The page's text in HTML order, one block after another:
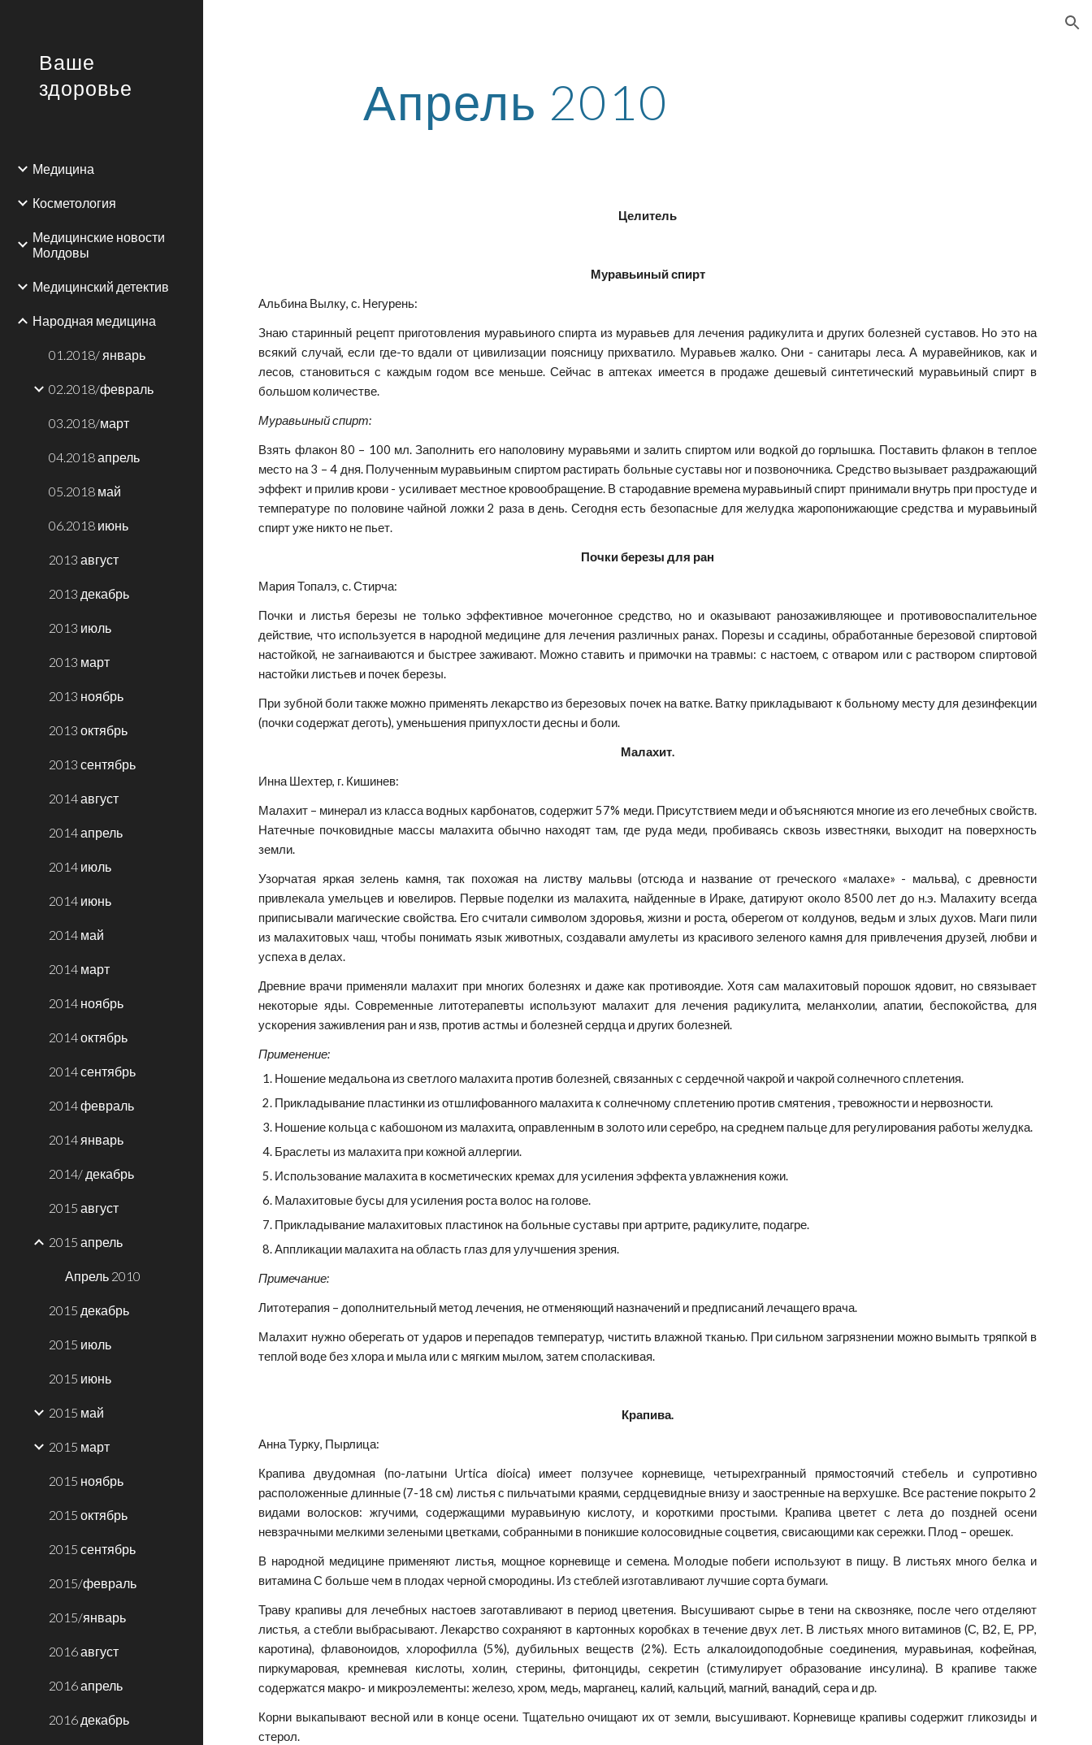
Ваше
здоровье
Медицина
Косметология
Медицинские новости
Молдовы
Медицинский детектив
Народная медицина
01.2018/ январь
02.2018/февраль
03.2018/март
04.2018 апрель
05.2018 май
06.2018 июнь
2013 август
2013 декабрь
2013 июль
2013 март
2013 ноябрь
2013 октябрь
2013 сентябрь
2014 август
2014 апрель
2014 июль
2014 июнь
2014 май
2014 март
2014 ноябрь
2014 октябрь
2014 сентябрь
2014 февраль
2014 январь
2014/ декабрь
2015 август
2015 апрель
Апрель 2010
2015 декабрь
2015 июль
2015 июнь
2015 май
2015 март
2015 ноябрь
2015 октябрь
2015 сентябрь
2015/февраль
2015/январь
2016 август
2016 апрель
2016 декабрь
Апрель 2010
Целитель
Муравьиный спирт
Альбина Вылку, с. Негурень:
Знаю старинный рецепт приготовления муравьиного спирта из муравьев для лечения радикулита и других болезней суставов. Но это на
всякий случай, если где-то вдали от цивилизации поясницу прихватило. Муравьев жалко. Они - санитары леса. А муравейников, как и
лесов, становиться с каждым годом все меньше. Сейчас в аптеках имеется в продаже дешевый синтетический муравьиный спирт в
большом количестве.
Муравьиный спирт:
Взять флакон 80 – 100 мл. Заполнить его наполовину муравьями и залить спиртом или водкой до горлышка. Поставить флакон в теплое
место на 3 – 4 дня. Полученным муравьиным спиртом растирать больные суставы ног и позвоночника. Средство вызывает раздражающий
эффект и прилив крови - усиливает местное кровообращение. В стародавние времена муравьиный спирт принимали внутрь при простуде и
температуре по половине чайной ложки 2 раза в день. Сегодня есть безопасные для желудка жаропонижающие средства и муравьиный
спирт уже никто не пьет.
Почки березы для ран
Мария Топалэ, с. Стирча:
Почки и листья березы не только эффективное мочегонное средство, но и оказывают ранозаживляющее и противовоспалительное
действие, что используется в народной медицине для лечения различных ранах. Порезы и ссадины, обработанные березовой спиртовой
настойкой, не загнаиваются и быстрее заживают. Можно ставить и примочки на травмы: с настоем, с отваром или с раствором спиртовой
настойки листьев и почек березы.
При зубной боли также можно применять лекарство из березовых почек на ватке. Ватку прикладывают к больному месту для дезинфекции
(почки содержат деготь), уменьшения припухлости десны и боли.
Малахит.
Инна Шехтер, г. Кишинев:
Малахит – минерал из класса водных карбонатов, содержит 57% меди. Присутствием меди и объясняются многие из его лечебных свойств.
Натечные почковидные массы малахита обычно находят там, где руда меди, пробиваясь сквозь известняки, выходит на поверхность
земли.
Узорчатая яркая зелень камня, так похожая на листву мальвы (отсюда и название от греческого «малахе» - мальва), с древности
привлекала умельцев и ювелиров. Первые поделки из малахита, найденные в Ираке, датируют около 8500 лет до н.э. Малахиту всегда
приписывали магические свойства. Его считали символом здоровья, жизни и роста, оберегом от колдунов, ведьм и злых духов. Маги пили
из малахитовых чаш, чтобы понимать язык животных, создавали амулеты из красивого зеленого камня для привлечения друзей, любви и
успеха в делах.
Древние врачи применяли малахит при многих болезнях и даже как противоядие. Хотя сам малахитовый порошок ядовит, но связывает
некоторые яды. Современные литотерапевты используют малахит для лечения радикулита, меланхолии, апатии, беспокойства, для
ускорения заживления ран и язв, против астмы и болезней сердца и других болезней.
Применение:
Ношение медальона из светлого малахита против болезней, связанных с сердечной чакрой и чакрой солнечного сплетения.
Прикладывание пластинки из отшлифованного малахита к солнечному сплетению против смятения , тревожности и нервозности.
Ношение кольца с кабошоном из малахита, оправленным в золото или серебро, на среднем пальце для регулирования работы желудка.
Браслеты из малахита при кожной аллергии.
Использование малахита в косметических кремах для усиления эффекта увлажнения кожи.
Малахитовые бусы для усиления роста волос на голове.
Прикладывание малахитовых пластинок на больные суставы при артрите, радикулите, подагре.
Аппликации малахита на область глаз для улучшения зрения.
Примечание:
Литотерапия – дополнительный метод лечения, не отменяющий назначений и предписаний лечащего врача.
Малахит нужно оберегать от ударов и перепадов температур, чистить влажной тканью. При сильном загрязнении можно вымыть тряпкой в
теплой воде без хлора и мыла или с мягким мылом, затем споласкивая.
Крапива.
Анна Турку, Пырлица:
Крапива двудомная (по-латыни Urtica dioica) имеет ползучее корневище, четырехгранный прямостоячий стебель и супротивно
расположенные длинные (7-18 см) листья с пильчатыми краями, сердцевидные внизу и заостренные на верхушке. Все растение покрыто 2
видами волосков: жгучими, содержащими муравьиную кислоту, и короткими простыми. Крапива цветет с лета до поздней осени
невзрачными мелкими зелеными цветками, собранными в поникшие колосовидные соцветия, свисающими как сережки. Плод – орешек.
В народной медицине применяют листья, мощное корневище и семена. Молодые побеги используют в пищу. В листьях много белка и
витамина С больше чем в плодах черной смородины. Из стеблей изготавливают лучшие сорта бумаги.
Траву крапивы для лечебных настоев заготавливают в период цветения. Высушивают сырье в тени на сквозняке, после чего отделяют
листья, а стебли выбрасывают. Лекарство сохраняют в картонных коробках в течение двух лет. В листьях много витаминов (С, В2, Е, РР,
каротина), флавоноидов, хлорофилла (5%), дубильных веществ (2%). Есть алкалоидоподобные соединения, муравьиная, кофейная,
пиркумаровая, кремневая кислоты, холин, стерины, фитонциды, секретин (стимулирует образование инсулина). В крапиве также
содержатся макро- и микроэлементы: железо, хром, медь, марганец, калий, кальций, магний, ванадий, сера и др.
Корни выкапывают весной или в конце осени. Тщательно очищают их от земли, высушивают. Корневище крапивы содержит гликозиды и
стерол.